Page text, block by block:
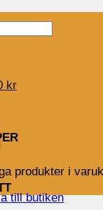
kr
produkter i
till butiken